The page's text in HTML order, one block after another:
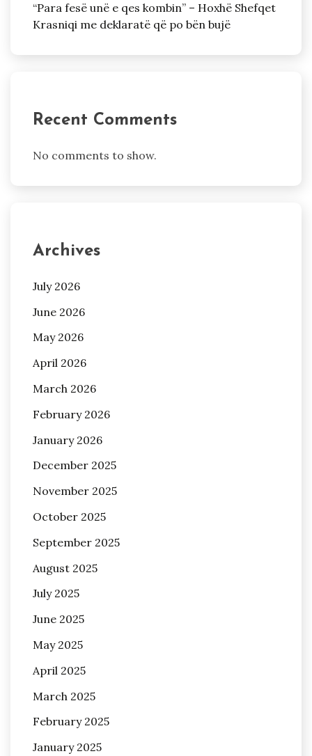
“Para fesë unë e qes kombin” – Hoxhë Shefqet
Krasniqi me deklaratë që po bën bujë
Recent Comments
No comments to show.
Archives
July 2026
June 2026
May 2026
April 2026
March 2026
February 2026
January 2026
December 2025
November 2025
October 2025
September 2025
August 2025
July 2025
June 2025
May 2025
April 2025
March 2025
February 2025
January 2025